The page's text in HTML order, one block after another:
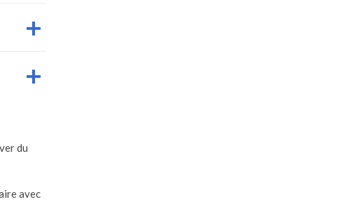
du
avec